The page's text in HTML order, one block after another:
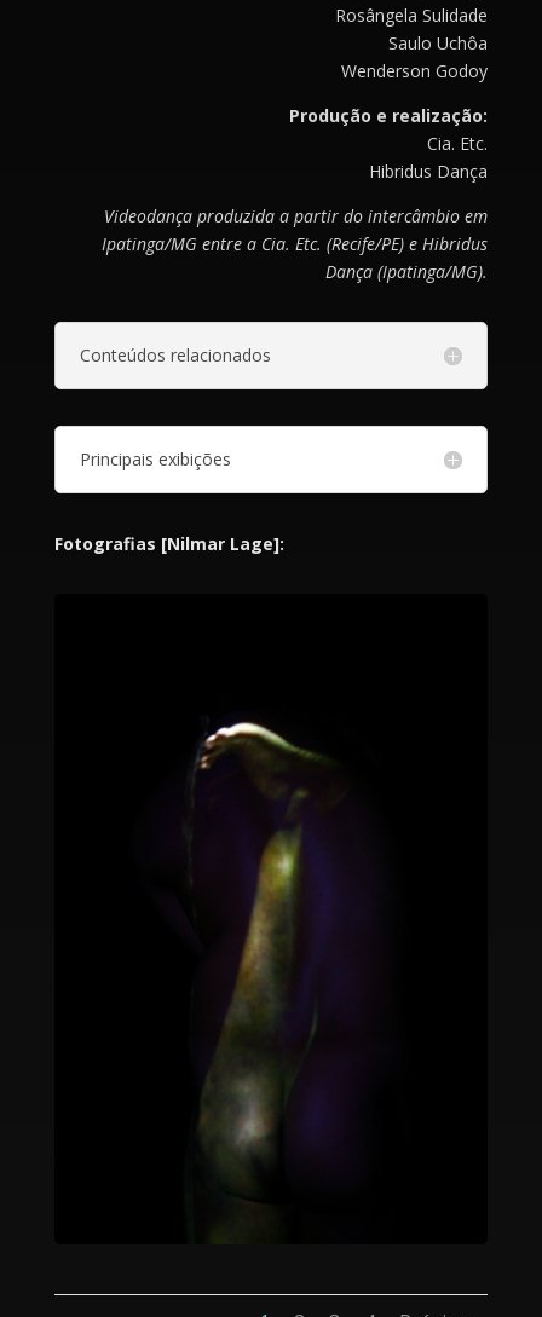
Rosângela Sulidade
Saulo Uchôa
Wenderson Godoy
Produção e realização:
Cia. Etc.
Hibridus Dança
Videodança produzida a partir do intercâmbio em
Ipatinga/MG entre a Cia. Etc. (Recife/PE) e Hibridus
Dança (Ipatinga/MG).
Conteúdos relacionados
Principais exibições
Fotografias [Nilmar Lage]: